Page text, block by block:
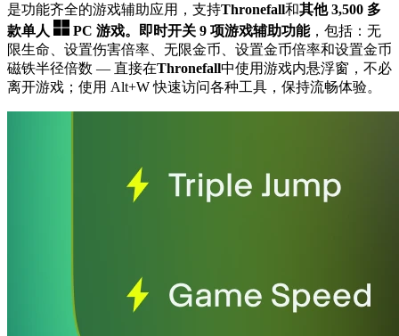
是功能齐全的游戏辅助应用，支持Thronefall和其他 3,500 多
款单人
PC 游戏。 即时开关 9 项游戏辅助功能，包括：无
限生命、设置伤害倍率、无限金币、设置金币倍率和设置金币
磁铁半径倍数 — 直接在Thronefall中使用游戏内悬浮窗，不必
离开游戏；使用 Alt+W 快速访问各种工具，保持流畅体验。